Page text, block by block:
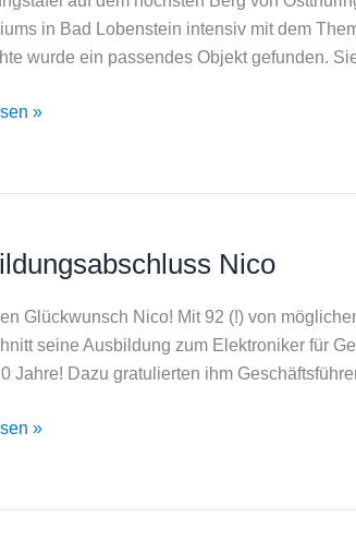
in Bad Lobenstein intensiv mit dem
wurde ein passendes Objekt gefunden.
»
Nico
Glückwunsch Nico! Mit 92 (!) von
seine Ausbildung zum Elektroniker für
Jahre! Dazu gratulierten ihm
»